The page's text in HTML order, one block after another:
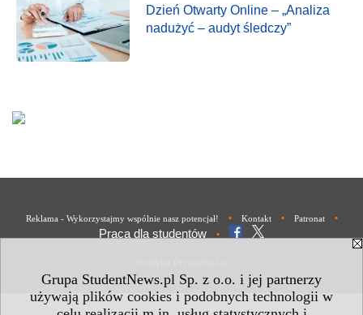
Grupa StudentNews.pl Sp. z o.o. i jej partnerzy
używają plików cookies i podobnych technologii w
Dzień Otwarty Online – „Analiza
nadużyć – audyt śledczy”
Reklama - Wykorzystajmy wspólnie nasz potencjał! • Kontakt • Patronat •
Praca dla studentów •